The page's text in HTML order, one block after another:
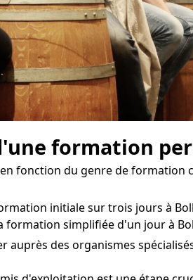
formation
fonction du genre de formation
initiale sur trois jours à
formation simplifiée d'un jour à
auprès des organismes